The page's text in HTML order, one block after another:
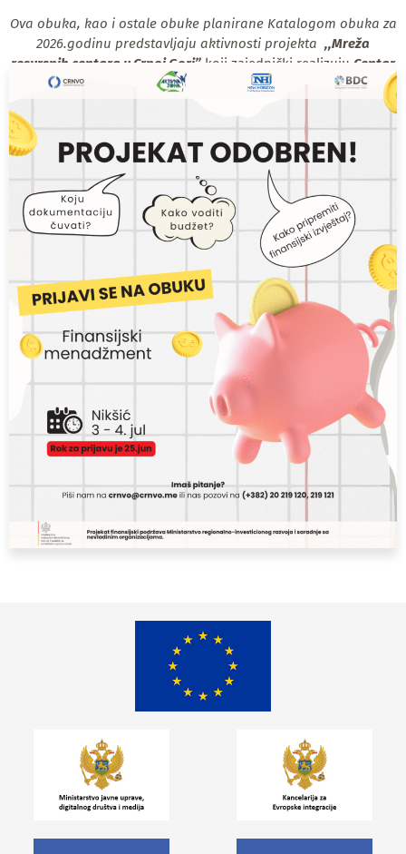
Ova obuka, kao i ostale obuke planirane Katalogom obuka za
2026.godinu predstavljaju aktivnosti projekta ,,Mreža
resursnih centara u Crnoj Gori” koji zajednički realizuju Centar
za razvoj nevladinih organizacija
(nacionalni resursni
centar),
NVO Bjelopoljski demokratski centar ,NVO Aktivna
(regionalni resursni centri za
sjevernu, centralnu i južnu regiju) kao i lokalne
kancelarijeNVO Bonum, NVO Nada i NVO Natura. Projekat je
finansijski podržaloMinistarstvo regionalno-investicionog
razvoja i saradnje sa nevladinim organizacijama